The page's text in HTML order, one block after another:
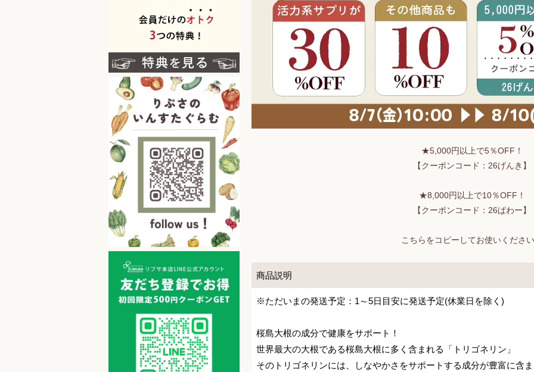
★5,000円以上で5％OFF！
【クーポンコード：26げんき】
★8,000円以上で10％OFF！
【クーポンコード：26ぱわー】
こちらをコピーしてお使いくださ
商品説明
※ただいまの発送予定：1～5日目安に発送予定(休業日を除く)
桜島大根の成分で健康をサポート！
世界最大の大根である桜島大根に多く含まれる「トリゴネリン」
そのトリゴネリンには、しなやかさをサポートする成分が豊富に含